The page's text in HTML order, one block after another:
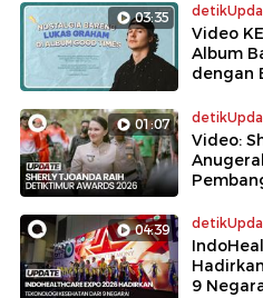
03:35
Video
Album
dengan
01:07
Video:
04:39
9